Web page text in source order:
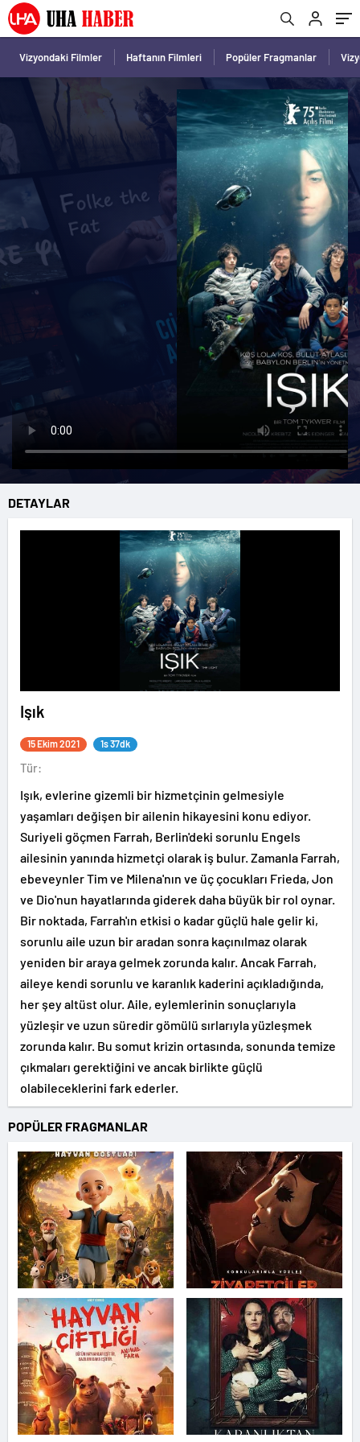
Vizyondaki Filmler Haftanın Filmleri Popüler Fragmanlar
DETAYLAR
Işık
15 Ekim 2021 1s 37dk
Tür:
Işık, evlerine gizemli bir hizmetçinin gelmesiyle
yaşamları değişen bir ailenin hikayesini konu ediyor.
Suriyeli göçmen Farrah, Berlin'deki sorunlu Engels
ailesinin yanında hizmetçi olarak iş bulur. Zamanla Farrah,
ebeveynler Tim ve Milena'nın ve üç çocukları Frieda, Jon
ve Dio'nun hayatlarında giderek daha büyük bir rol oynar.
Bir noktada, Farrah'ın etkisi o kadar güçlü hale gelir ki,
sorunlu aile uzun bir aradan sonra kaçınılmaz olarak
yeniden bir araya gelmek zorunda kalır. Ancak Farrah,
aileye kendi sorunlu ve karanlık kaderini açıkladığında,
her şey altüst olur. Aile, eylemlerinin sonuçlarıyla
yüzleşir ve uzun süredir gömülü sırlarıyla yüzleşmek
zorunda kalır. Bu somut krizin ortasında, sonunda temize
çıkmaları gerektiğini ve ancak birlikte güçlü
olabileceklerini fark ederler.
POPÜLER FRAGMANLAR